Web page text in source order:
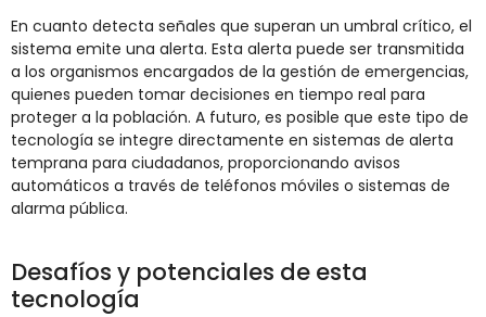
En cuanto detecta señales que superan un umbral crítico, el
sistema emite una alerta. Esta alerta puede ser transmitida
a los organismos encargados de la gestión de emergencias,
quienes pueden tomar decisiones en tiempo real para
proteger a la población. A futuro, es posible que este tipo de
tecnología se integre directamente en sistemas de alerta
temprana para ciudadanos, proporcionando avisos
automáticos a través de teléfonos móviles o sistemas de
alarma pública.
Desafíos y potenciales de esta
tecnología